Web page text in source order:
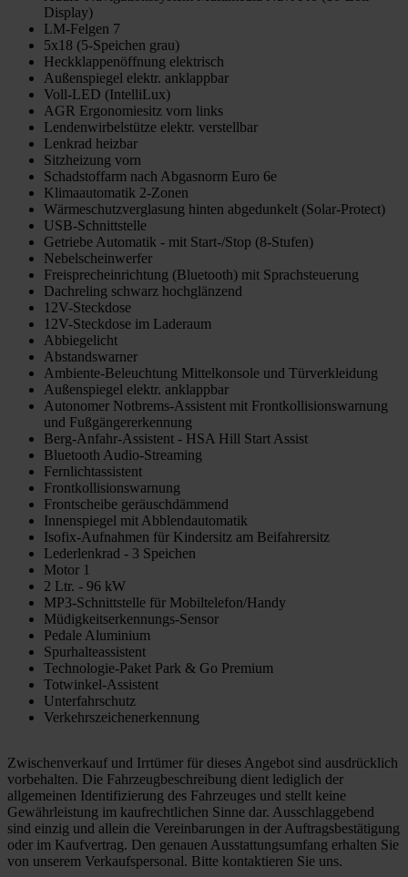
Display)
LM-Felgen 7
5x18 (5-Speichen grau)
Heckklappenöffnung elektrisch
Außenspiegel elektr. anklappbar
Voll-LED (IntelliLux)
AGR Ergonomiesitz vorn links
Lendenwirbelstütze elektr. verstellbar
Lenkrad heizbar
Sitzheizung vorn
Schadstoffarm nach Abgasnorm Euro 6e
Klimaautomatik 2-Zonen
Wärmeschutzverglasung hinten abgedunkelt (Solar-Protect)
USB-Schnittstelle
Getriebe Automatik - mit Start-/Stop (8-Stufen)
Nebelscheinwerfer
Freisprecheinrichtung (Bluetooth) mit Sprachsteuerung
Dachreling schwarz hochglänzend
12V-Steckdose
12V-Steckdose im Laderaum
Abbiegelicht
Abstandswarner
Ambiente-Beleuchtung Mittelkonsole und Türverkleidung
Außenspiegel elektr. anklappbar
Autonomer Notbrems-Assistent mit Frontkollisionswarnung
und Fußgängererkennung
Berg-Anfahr-Assistent - HSA Hill Start Assist
Bluetooth Audio-Streaming
Fernlichtassistent
Frontkollisionswarnung
Frontscheibe geräuschdämmend
Innenspiegel mit Abblendautomatik
Isofix-Aufnahmen für Kindersitz am Beifahrersitz
Lederlenkrad - 3 Speichen
Motor 1
2 Ltr. - 96 kW
MP3-Schnittstelle für Mobiltelefon/Handy
Müdigkeitserkennungs-Sensor
Pedale Aluminium
Spurhalteassistent
Technologie-Paket Park & Go Premium
Totwinkel-Assistent
Unterfahrschutz
Verkehrszeichenerkennung
Zwischenverkauf und Irrtümer für dieses Angebot sind ausdrücklich
vorbehalten. Die Fahrzeugbeschreibung dient lediglich der
allgemeinen Identifizierung des Fahrzeuges und stellt keine
Gewährleistung im kaufrechtlichen Sinne dar. Ausschlaggebend
sind einzig und allein die Vereinbarungen in der Auftragsbestätigung
oder im Kaufvertrag. Den genauen Ausstattungsumfang erhalten Sie
von unserem Verkaufspersonal. Bitte kontaktieren Sie uns.